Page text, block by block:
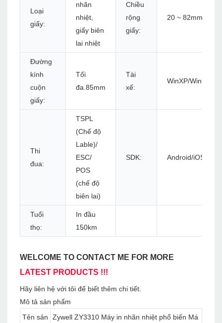
Loại
giấy:
nhãn
nhiệt,
giấy biên
lai nhiệt
Chiều
rộng
giấy:
20 ~ 82mm
Đường
kính
cuộn
giấy:
Tối
đa.85mm
Tài
xế:
WinXP/Win7/
Thi
đua:
TSPL
(Chế độ
Lable)/
ESC/
POS
(chế độ
biên lai)
SDK: Android/iOS
Tuổi
thọ:
In đầu
150km
WELCOME TO CONTACT ME FOR MORE
LATEST PRODUCTS !!!
Hãy liên hệ với tôi để biết thêm chi tiết.
Mô tả sản phẩm
Tên sản
Zywell ZY3310 Máy in nhãn nhiệt phổ biến Má